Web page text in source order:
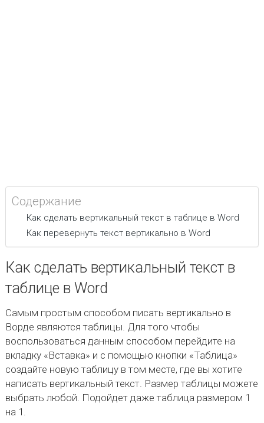
Содержание
Как сделать вертикальный текст в таблице в Word
Как перевернуть текст вертикально в Word
Как сделать вертикальный текст в
таблице в Word
Самым простым способом писать вертикально в
Ворде являются таблицы. Для того чтобы
воспользоваться данным способом перейдите на
вкладку «Вставка» и с помощью кнопки «Таблица»
создайте новую таблицу в том месте, где вы хотите
написать вертикальный текст. Размер таблицы можете
выбрать любой. Подойдет даже таблица размером 1
на 1.